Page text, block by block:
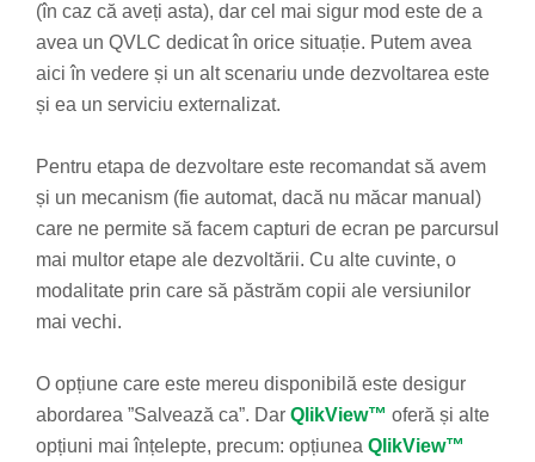
(în caz că aveți asta), dar cel mai sigur mod este de a
avea un QVLC dedicat în orice situație. Putem avea
aici în vedere și un alt scenariu unde dezvoltarea este
și ea un serviciu externalizat.
Pentru etapa de dezvoltare este recomandat să avem
și un mecanism (fie automat, dacă nu măcar manual)
care ne permite să facem capturi de ecran pe parcursul
mai multor etape ale dezvoltării. Cu alte cuvinte, o
modalitate prin care să păstrăm copii ale versiunilor
mai vechi.
O opțiune care este mereu disponibilă este desigur
abordarea ”Salvează ca”. Dar QlikView™ oferă și alte
opțiuni mai înțelepte, precum: opțiunea QlikView™